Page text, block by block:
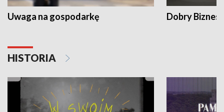
Uwaga na gospodarkę Dobry Biznes
HISTORIA